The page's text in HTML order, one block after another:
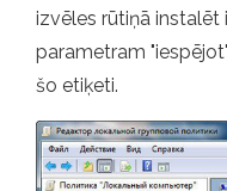
izvēles rūtiņā instalēt
parametram
šo etiķeti.